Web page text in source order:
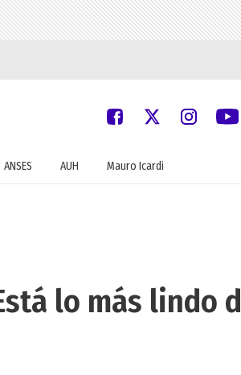
ANSES AUH Mauro Icardi
lo más lindo